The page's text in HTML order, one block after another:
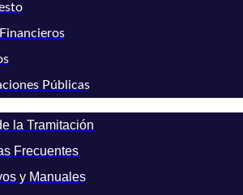
Públicas
la Tramitación
Frecuentes
y Manuales